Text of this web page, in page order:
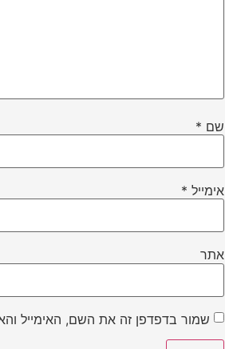
שם *
אימייל *
אתר
שמור בדפדפן זה את השם, האימייל